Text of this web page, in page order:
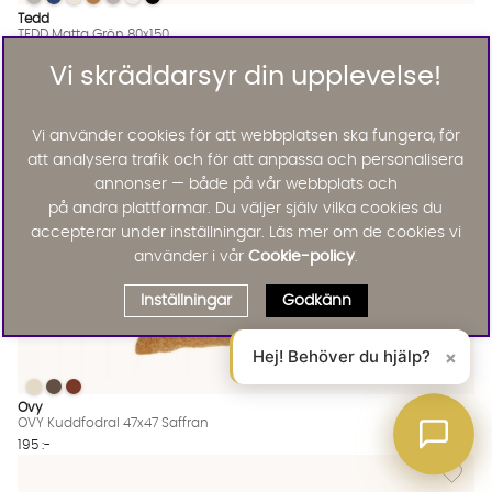
TEDD Matta Grön 80x150 Finns även i dessa färger:
TEDD Matta Grön 80x150
TEDD Matta Grön 80x150
TEDD Matta Grön 80x150
TEDD Matta Grön 80x150
TEDD Matta Grön 80x150
TEDD Matta Grön 80x150
TEDD Matta Grön 80x150
Tedd
TEDD Matta Grön 80x150
OVY Kuddfodral 47x47 Saffran Finns även i dessa färger:
OVY Kuddfodral 47x47 Saffran
OVY Kuddfodral 47x47 Saffran
OVY Kuddfodral 47x47 Saffran
Ovy
OVY Kuddfodral 47x47 Saffran
195 :-
Lägg
Vi skräddarsyr din upplevelse!
Vi använder cookies för att webbplatsen ska fungera, för
att analysera trafik och för att anpassa och personalisera
annonser — både på vår webbplats och
på andra plattformar. Du väljer själv vilka cookies du
accepterar under inställningar. Läs mer om de cookies vi
använder i vår Cookie-policy.
Inställningar Godkänn
Hej! Behöver du hjälp? ×